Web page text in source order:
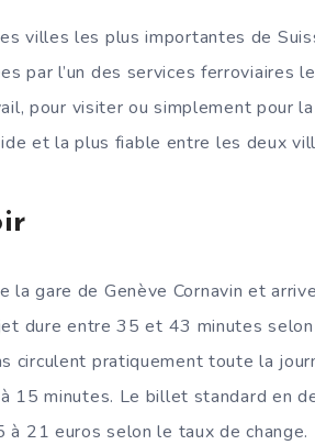
villes les plus importantes de
par l’un des services ferroviaires
pour visiter ou simplement pour
et la plus fiable entre les deux
la gare de Genève Cornavin et
dure entre 35 et 43 minutes selon
circulent pratiquement toute la
15 minutes. Le billet standard en
21 euros selon le taux de change.